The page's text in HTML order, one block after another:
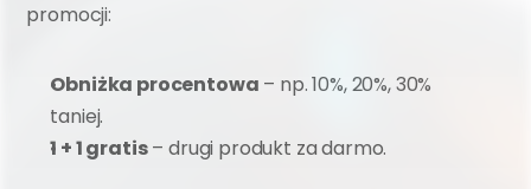
promocji:
Obniżka procentowa – np. 10%, 20%, 30%
taniej.
1 + 1 gratis – drugi produkt za darmo.